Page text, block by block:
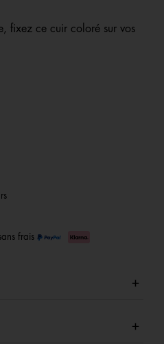
fixez ce cuir coloré sur vos
frais